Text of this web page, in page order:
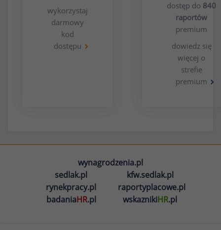
wykorzystaj
darmowy
kod
dostępu
dostęp do 840
raportów
premium
dowiedz się
więcej o
strefie
premium
wynagrodzenia.pl
sedlak.pl
kfw.sedlak.pl
rynekpracy.pl
raportyplacowe.pl
badaniaHR.pl wskaznikiHR.pl